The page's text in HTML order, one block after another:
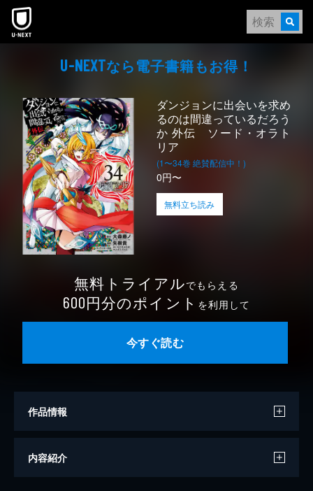
本文へスキップ
U-NEXTなら電⼦書籍もお得！
ダンジョンに出会いを求め
るのは間違っているだろう
か 外伝 ソード・オラト
リア
(1〜34巻 絶賛配信中！)
0円〜
無料立ち読み
無料トライアルでもらえる
600円分のポイント を利用して
今すぐ読む
作品情報
原作
内容紹介